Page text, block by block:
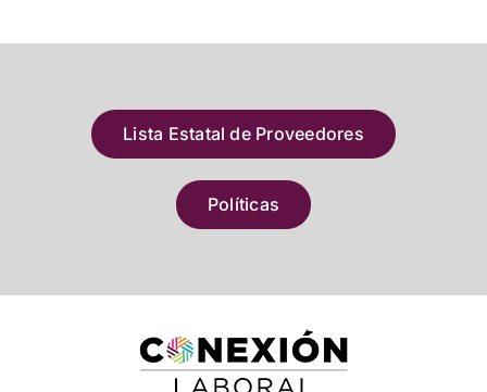
Lista Estatal de Proveedores
Políticas